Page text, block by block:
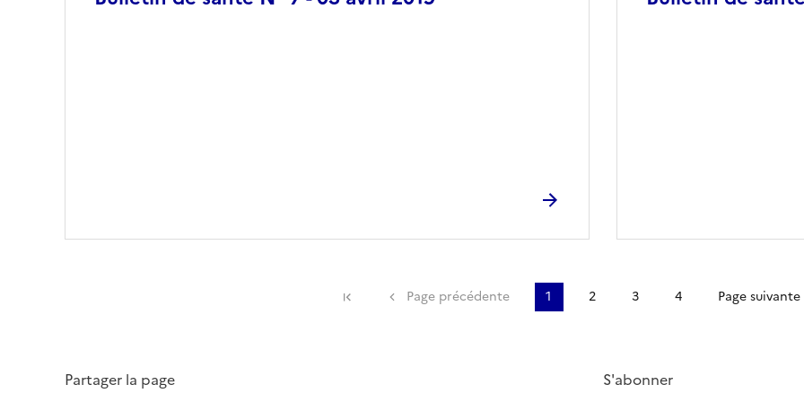
Première page
Page précédente 1 2 3 4 Page suivante
Partager la page S'abonner